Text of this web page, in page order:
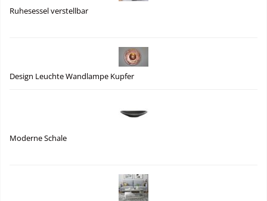
Ruhesessel verstellbar
Design Leuchte Wandlampe Kupfer
Moderne Schale